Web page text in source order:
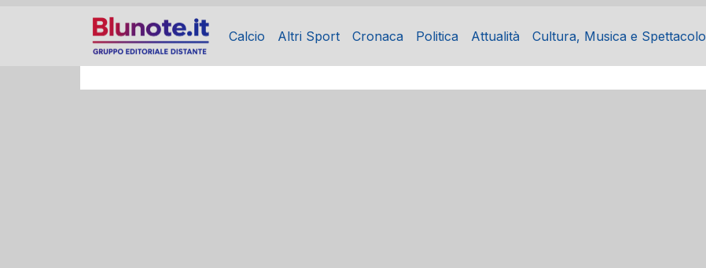
Calcio Altri Sport Cronaca Politica Attualità Cultura, Musica e Spettacolo